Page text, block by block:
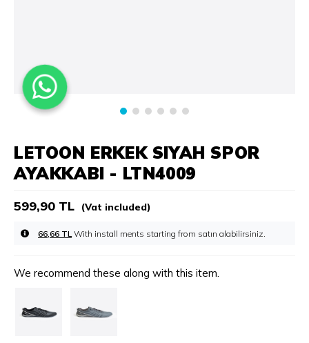
LETOON ERKEK SIYAH SPOR
AYAKKABI - LTN4009
599,90 TL (Vat included)
66,66 TL With install ments starting from
We recommend these along with this item.